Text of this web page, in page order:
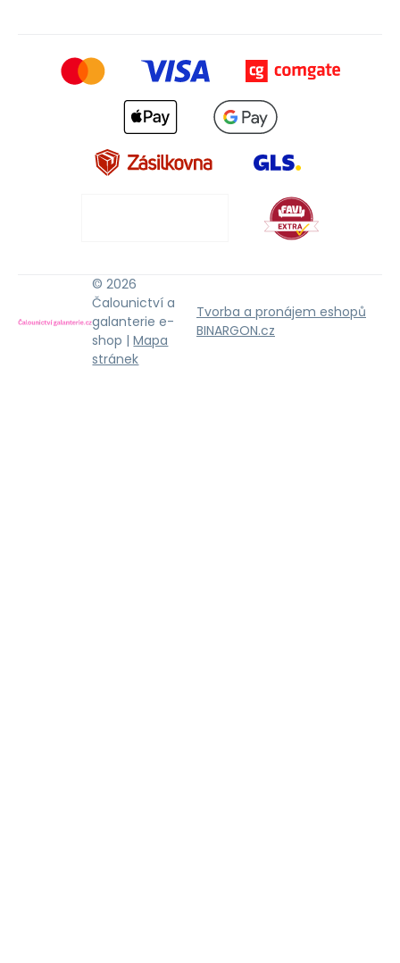
© 2026
Čalounictví a
galanterie e-
shop |Mapa
stránek
Tvorba a pronájem eshopů
BINARGON.cz